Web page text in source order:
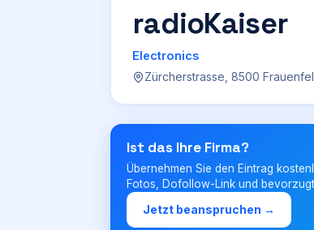
radioKaiser
Electronics
Zürcherstrasse, 8500
Ist das Ihre Firma?
Übernehmen Sie den Eintrag
Fotos, Dofollow-Link und
Jetzt beanspruchen →